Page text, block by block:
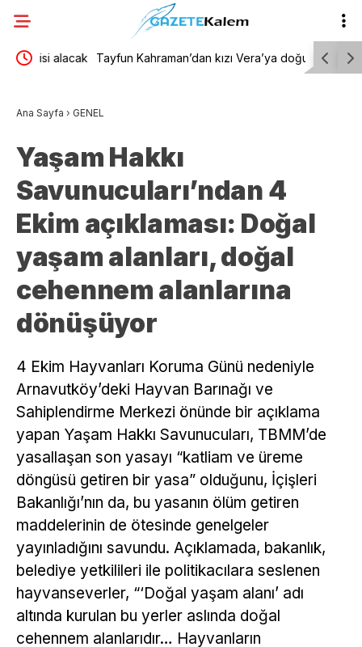
Tayfun Kahraman’dan kızı Vera’ya doğum günü Bülent
Ana Sayfa › GENEL
Yaşam Hakkı
Savunucuları’ndan 4
Ekim açıklaması: Doğal
yaşam alanları, doğal
cehennem alanlarına
dönüşüyor
4 Ekim Hayvanları Koruma Günü nedeniyle
Arnavutköy’deki Hayvan Barınağı ve
Sahiplendirme Merkezi önünde bir açıklama
yapan Yaşam Hakkı Savunucuları, TBMM’de
yasallaşan son yasayı “katliam ve üreme
döngüsü getiren bir yasa” olduğunu, İçişleri
Bakanlığı’nın da, bu yasanın ölüm getiren
maddelerinin de ötesinde genelgeler
yayınladığını savundu. Açıklamada, bakanlık,
belediye yetkilileri ile politikacılara seslenen
hayvanseverler, “‘Doğal yaşam alanı’ adı
altında kurulan bu yerler aslında doğal
cehennem alanlarıdır… Hayvanların